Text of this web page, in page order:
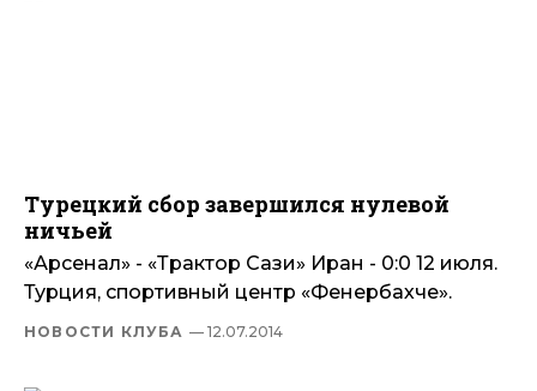
Турецкий сбор завершился нулевой
ничьей
«Арсенал» - «Трактор Сази» Иран - 0:0 12 июля.
Турция, спортивный центр «Фенербахче».
НОВОСТИ КЛУБА — 12.07.2014